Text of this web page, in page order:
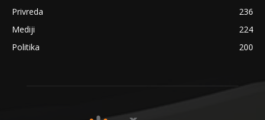
Privreda
236
Mediji
224
Politika
200